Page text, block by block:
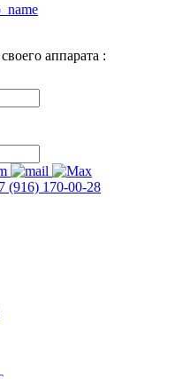
аппарата :
(916) 170-00-28